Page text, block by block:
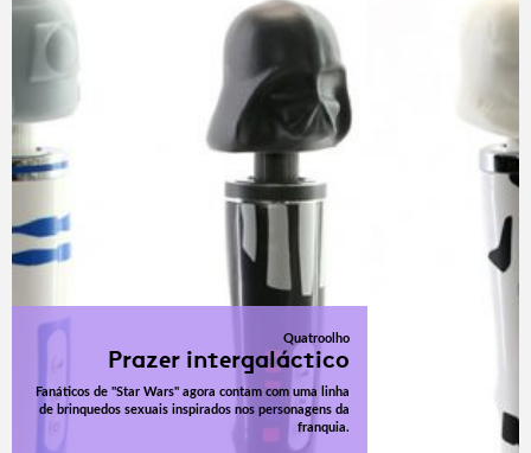
Quatroolho
Prazer intergaláctico
Fanáticos de "Star Wars" agora contam com uma linha
de brinquedos sexuais inspirados nos personagens da
franquia.